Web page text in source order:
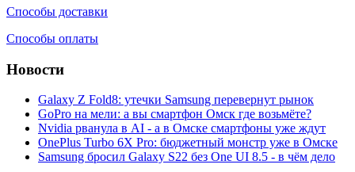
Способы доставки
Способы оплаты
Новости
Galaxy Z Fold8: утечки Samsung перевернут рынок
GoPro на мели: а вы смартфон Омск где возьмёте?
Nvidia рванула в AI - а в Омске смартфоны уже ждут
OnePlus Turbo 6X Pro: бюджетный монстр уже в Омске
Samsung бросил Galaxy S22 без One UI 8.5 - в чём дело